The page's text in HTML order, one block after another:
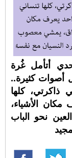
أتأمل غُرة
أصوات كثيرة..
ذاكرتي، كلها
الأشياء،
نحو الباب